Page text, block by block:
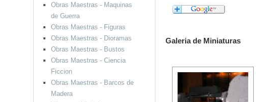
Galeria de Miniaturas
Obras Maestras - Maquinas
de Guerra
Obras Maestras - Figuras
Obras Maestras - Dioramas
Obras Maestras - Bustos
Obras Maestras - Ciencia
Ficcion
Obras Maestras - Barcos de
Madera